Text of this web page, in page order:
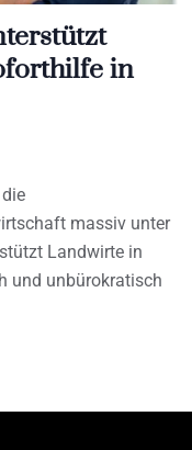
in
massiv unter
Landwirte in
und unbürokratisch